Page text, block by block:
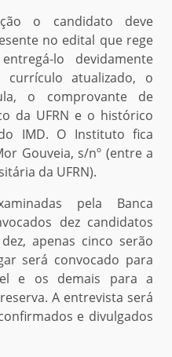
o candidato deve
no edital que rege
lo devidamente
atualizado, o
o comprovante de
da UFRN e o histórico
IMD. O Instituto fica
Gouveia, s/nº (entre a
da UFRN).
pela Banca
dez candidatos
apenas cinco serão
será convocado para
e os demais para a
A entrevista será
e divulgados